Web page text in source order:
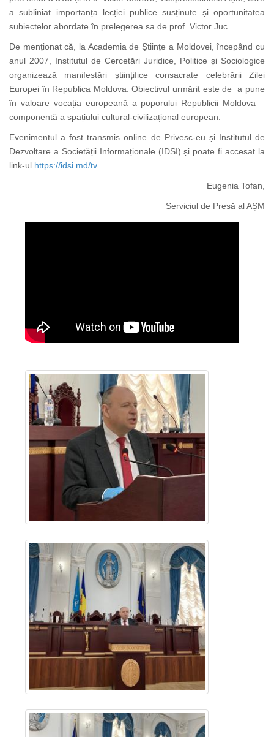
a subliniat importanța lecției publice susținute și oportunitatea
subiectelor abordate în prelegerea sa de prof. Victor Juc.
De menționat că, la Academia de Științe a Moldovei, începând cu
anul 2007, Institutul de Cercetări Juridice, Politice și Sociologice
organizează manifestări științifice consacrate celebrării Zilei
Europei în Republica Moldova. Obiectivul urmărit este de a pune
în valoare vocația europeană a poporului Republicii Moldova –
componentă a spațiului cultural-civilizațional european.
Evenimentul a fost transmis online de Privesc-eu și Institutul de
Dezvoltare a Societății Informaționale (IDSI) și poate fi accesat la
link-ul https://idsi.md/tv
Eugenia Tofan,
Serviciul de Presă al AȘM